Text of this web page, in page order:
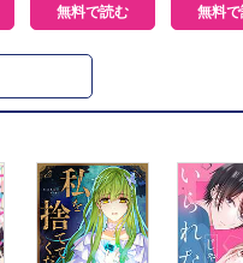
無料で読む 無料